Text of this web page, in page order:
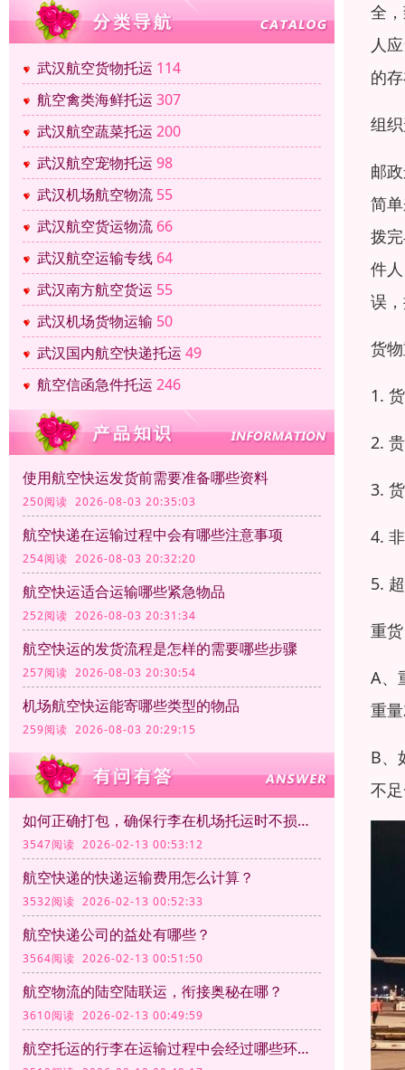
武汉航空货物托运 114
航空禽类海鲜托运 307
武汉航空蔬菜托运 200
武汉航空宠物托运 98
武汉机场航空物流 55
武汉航空货运物流 66
武汉航空运输专线 64
武汉南方航空货运 55
武汉机场货物运输 50
武汉国内航空快递托运 49
航空信函急件托运 246
使用航空快运发货前需要准备哪些资料
250阅读 2026-08-03 20:35:03
航空快递在运输过程中会有哪些注意事项
254阅读 2026-08-03 20:32:20
航空快运适合运输哪些紧急物品
252阅读 2026-08-03 20:31:34
航空快运的发货流程是怎样的需要哪些步骤
257阅读 2026-08-03 20:30:54
机场航空快运能寄哪些类型的物品
259阅读 2026-08-03 20:29:15
如何正确打包，确保行李在机场托运时不损坏？
3547阅读 2026-02-13 00:53:12
航空快递的快递运输费用怎么计算？
3532阅读 2026-02-13 00:52:33
航空快递公司的益处有哪些？
3564阅读 2026-02-13 00:51:50
航空物流的陆空陆联运，衔接奥秘在哪？
3610阅读 2026-02-13 00:49:59
航空托运的行李在运输过程中会经过哪些环节？
全
人
的
组
邮
简
拨
件
误
货
1.
2.
3.
4.
5.
重货
A、
重
B、
不